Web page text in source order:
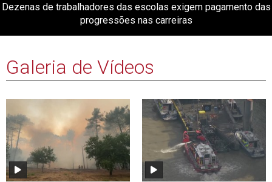
Dezenas de trabalhadores das escolas exigem pagamento das
progressões nas carreiras
Galeria de Vídeos